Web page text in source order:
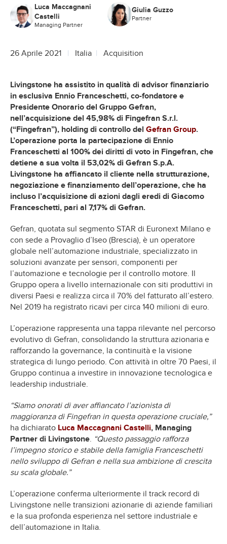
Luca Maccagnani
Castelli
Managing Partner
Giulia Guzzo
Partner
26 Aprile 2021 Italia Acquisition
Livingstone ha assistito in qualità di advisor finanziario
in esclusiva Ennio Franceschetti, co-fondatore e
Presidente Onorario del Gruppo Gefran,
nell’acquisizione del 45,98% di Fingefran S.r.l.
(“Fingefran”), holding di controllo del Gefran Group.
L’operazione porta la partecipazione di Ennio
Franceschetti al 100% dei diritti di voto in Fingefran, che
detiene a sua volta il 53,02% di Gefran S.p.A.
Livingstone ha affiancato il cliente nella strutturazione,
negoziazione e finanziamento dell’operazione, che ha
incluso l’acquisizione di azioni dagli eredi di Giacomo
Franceschetti, pari al 7,17% di Gefran.
Gefran, quotata sul segmento STAR di Euronext Milano e
con sede a Provaglio d’Iseo (Brescia), è un operatore
globale nell’automazione industriale, specializzato in
soluzioni avanzate per sensori, componenti per
l’automazione e tecnologie per il controllo motore. Il
Gruppo opera a livello internazionale con siti produttivi in
diversi Paesi e realizza circa il 70% del fatturato all’estero.
Nel 2019 ha registrato ricavi per circa 140 milioni di euro.
L’operazione rappresenta una tappa rilevante nel percorso
evolutivo di Gefran, consolidando la struttura azionaria e
rafforzando la governance, la continuità e la visione
strategica di lungo periodo. Con attività in oltre 70 Paesi, il
Gruppo continua a investire in innovazione tecnologica e
leadership industriale.
“Siamo onorati di aver affiancato l’azionista di
maggioranza di Fingefran in questa operazione cruciale,”
ha dichiarato Luca Maccagnani Castelli, Managing
Partner di Livingstone. “Questo passaggio rafforza
l’impegno storico e stabile della famiglia Franceschetti
nello sviluppo di Gefran e nella sua ambizione di crescita
su scala globale.”
L’operazione conferma ulteriormente il track record di
Livingstone nelle transizioni azionarie di aziende familiari
e la sua profonda esperienza nel settore industriale e
dell’automazione in Italia.